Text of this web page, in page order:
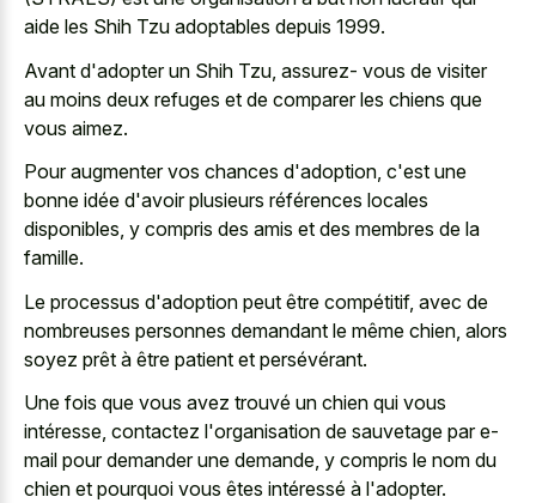
aide les Shih Tzu adoptables depuis 1999.
Avant d'adopter un Shih Tzu, assurez- vous de visiter
au moins deux refuges et de comparer les chiens que
vous aimez.
Pour augmenter vos chances d'adoption, c'est une
bonne idée d'avoir plusieurs références locales
disponibles, y compris des amis et des membres de la
famille.
Le processus d'adoption peut être compétitif, avec de
nombreuses personnes demandant le même chien, alors
soyez prêt à être patient et persévérant.
Une fois que vous avez trouvé un chien qui vous
intéresse, contactez l'organisation de sauvetage par e-
mail pour demander une demande, y compris le nom du
chien et pourquoi vous êtes intéressé à l'adopter.